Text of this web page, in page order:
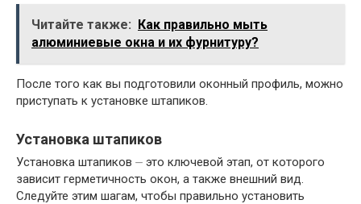
Читайте также: Как правильно мыть
алюминиевые окна и их фурнитуру?
После того как вы подготовили оконный профиль, можно
приступать к установке штапиков.
Установка штапиков
Установка штапиков ⏤ это ключевой этап, от которого
зависит герметичность окон, а также внешний вид.
Следуйте этим шагам, чтобы правильно установить